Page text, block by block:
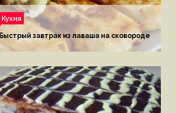
Кухня
Быстрый завтрак из лаваша на сковороде